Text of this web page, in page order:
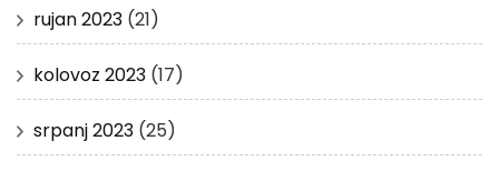
rujan 2023 (21)
kolovoz 2023 (17)
srpanj 2023 (25)